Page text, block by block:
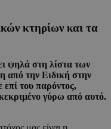
κτηρίων και τα
ψηλά στη λίστα των
από την Ειδική στην
του παρόντος,
γύρω από αυτό.